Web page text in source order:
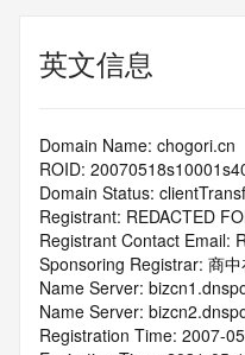
英文信息
Domain Name: chogori.cn
ROID:
Domain Status:
Registrant: REDACTED
Registrant Contact Email:
Sponsoring Registrar: 商
Name Server:
Name Server:
Registration Time: 2007-